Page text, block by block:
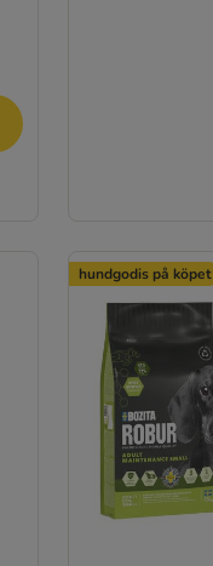
hundgodis på köpet